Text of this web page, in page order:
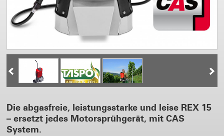
Die abgasfreie, leistungsstarke und leise REX 15
– ersetzt jedes Motorsprühgerät, mit CAS
System.